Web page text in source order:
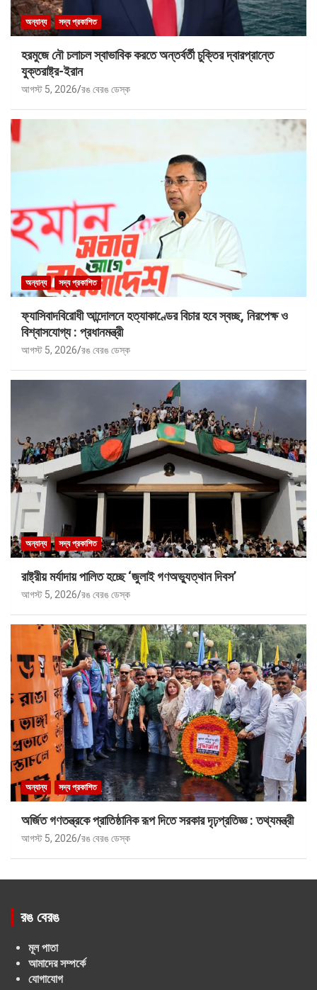
অন্যান্য সদ্য প্রকাশিত
হরমুজে নৌ চলাচল স্বাভাবিক করতে অন্তর্বর্তী চুক্তির দ্বারপ্রান্তে
যুক্তরাষ্ট্র-ইরান
আগস্ট 5, 2026 রঙ বেরঙ ডেস্ক
অন্যান্য সদ্য প্রকাশিত
ফ্যাসিবাদবিরোধী আন্দোলনে হত্যাকাণ্ডের বিচার হবে স্বচ্ছ, নিরপেক্ষ ও
বিশ্বাসযোগ্য : প্রধানমন্ত্রী
আগস্ট 5, 2026 রঙ বেরঙ ডেস্ক
অন্যান্য সদ্য প্রকাশিত
রাষ্ট্রীয় মর্যাদায় পালিত হচ্ছে ‘জুলাই গণঅভ্যুত্থান দিবস’
আগস্ট 5, 2026 রঙ বেরঙ ডেস্ক
অন্যান্য সদ্য প্রকাশিত
অর্জিত গণতন্ত্রকে প্রাতিষ্ঠানিক রূপ দিতে সরকার দৃঢ়প্রতিজ্ঞ : তথ্যমন্ত্রী
আগস্ট 5, 2026 রঙ বেরঙ ডেস্ক
রঙ বেরঙ
মূল পাতা
আমাদের সম্পর্কে
যোগাযোগ